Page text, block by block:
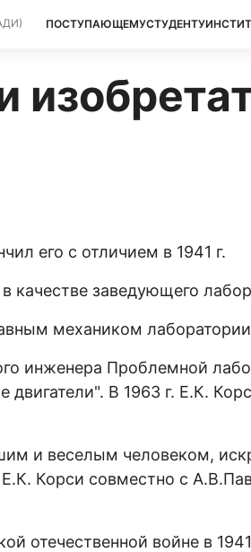
ПОСТУПАЮЩЕМУСТУДЕНТУ
его с отличием в 1941 г.
качестве заведующего
механиком
инженера Проблемной
В 1963 г. Е.К.
и веселым человеком,
Корси совместно с
отечественной войне в